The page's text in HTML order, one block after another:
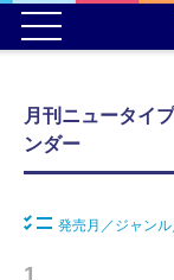
月刊ニュータイ
ンダー
発売月／ジャン
1